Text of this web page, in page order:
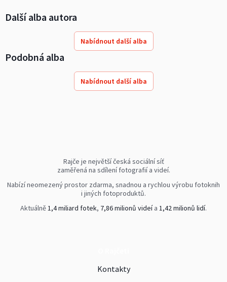
Další alba autora
Nabídnout další alba
Podobná alba
Nabídnout další alba
Rajče je největší česká sociální síť
zaměřená na sdílení fotografií a videí.
Nabízí neomezený prostor zdarma, snadnou a rychlou výrobu fotoknih
i jiných fotoproduktů.
Aktuálně1,4 miliard fotek, 7,86 milionů videía 1,42 milionů lidí.
Kontakty